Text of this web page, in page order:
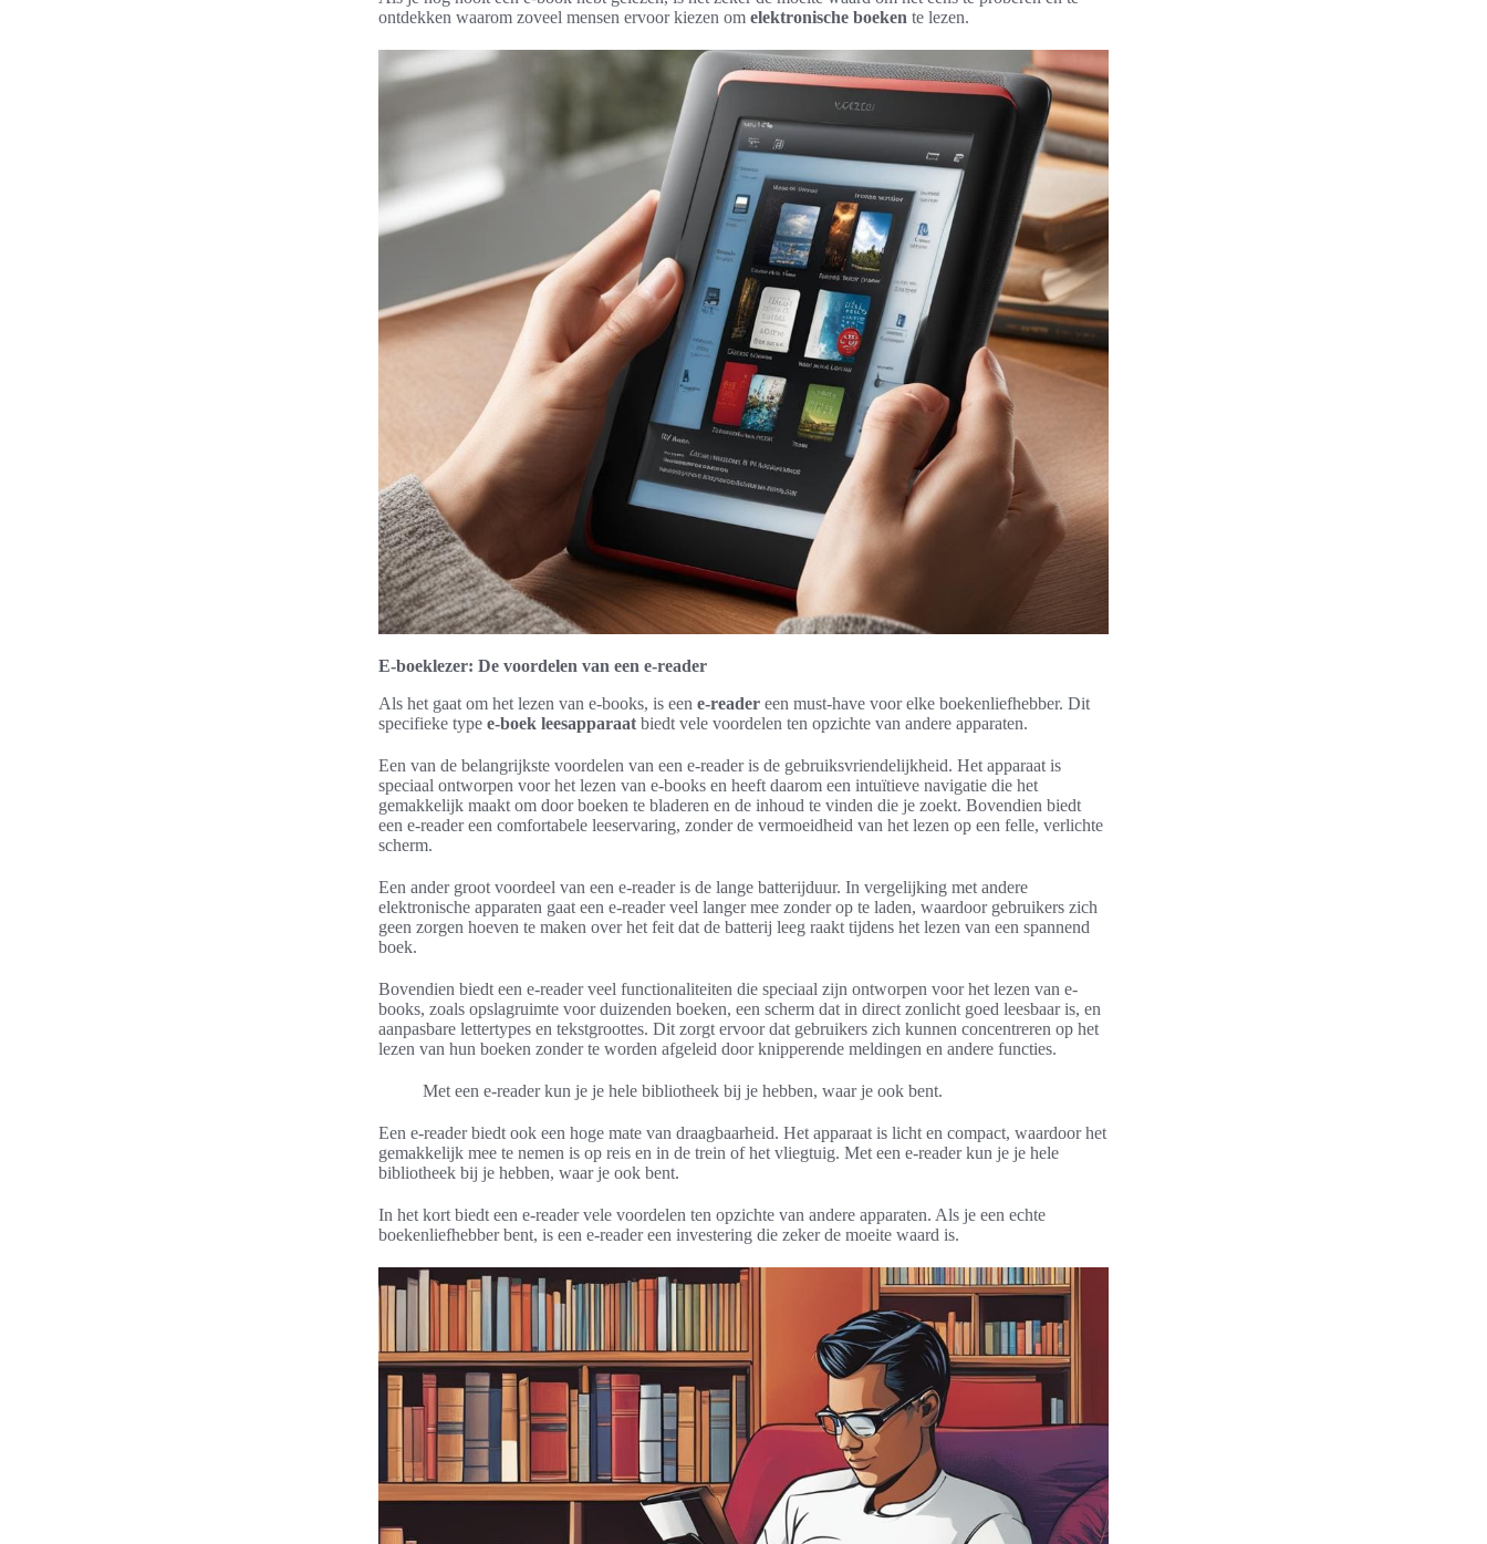
ontdekken waarom zoveel mensen ervoor kiezen om elektronische boeken te lezen.
E-boeklezer: De voordelen van een e-reader
Als het gaat om het lezen van e-books, is een e-reader een must-have voor elke boekenliefhebber. Dit
specifieke type e-boek leesapparaat biedt vele voordelen ten opzichte van andere apparaten.
Een van de belangrijkste voordelen van een e-reader is de gebruiksvriendelijkheid. Het apparaat is
speciaal ontworpen voor het lezen van e-books en heeft daarom een intuïtieve navigatie die het
gemakkelijk maakt om door boeken te bladeren en de inhoud te vinden die je zoekt. Bovendien biedt
een e-reader een comfortabele leeservaring, zonder de vermoeidheid van het lezen op een felle, verlichte
scherm.
Een ander groot voordeel van een e-reader is de lange batterijduur. In vergelijking met andere
elektronische apparaten gaat een e-reader veel langer mee zonder op te laden, waardoor gebruikers zich
geen zorgen hoeven te maken over het feit dat de batterij leeg raakt tijdens het lezen van een spannend
boek.
Bovendien biedt een e-reader veel functionaliteiten die speciaal zijn ontworpen voor het lezen van e-
books, zoals opslagruimte voor duizenden boeken, een scherm dat in direct zonlicht goed leesbaar is, en
aanpasbare lettertypes en tekstgroottes. Dit zorgt ervoor dat gebruikers zich kunnen concentreren op het
lezen van hun boeken zonder te worden afgeleid door knipperende meldingen en andere functies.
Met een e-reader kun je je hele bibliotheek bij je hebben, waar je ook bent.
Een e-reader biedt ook een hoge mate van draagbaarheid. Het apparaat is licht en compact, waardoor het
gemakkelijk mee te nemen is op reis en in de trein of het vliegtuig. Met een e-reader kun je je hele
bibliotheek bij je hebben, waar je ook bent.
In het kort biedt een e-reader vele voordelen ten opzichte van andere apparaten. Als je een echte
boekenliefhebber bent, is een e-reader een investering die zeker de moeite waard is.